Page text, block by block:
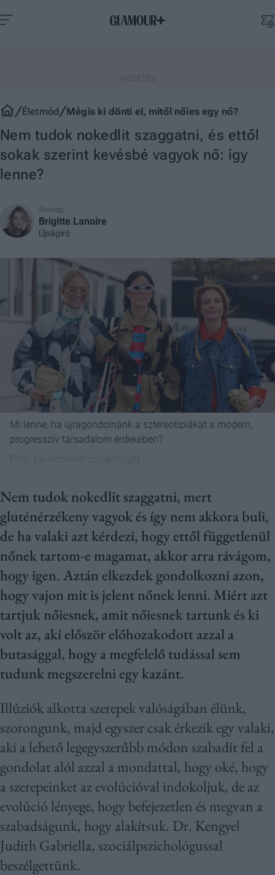
Életmód Mégis ki dönti el, mitől nőies egy nő?
Nem tudok nokedlit szaggatni, és ettől
sokak szerint kevésbé vagyok nő: így
lenne?
Szöveg:
Brigitte Lanoire
Újságíró
Mi lenne, ha újragondolnánk a sztereotípiákat a modern,
progresszív társadalom érdekében?
Nem tudok nokedlit szaggatni, mert
gluténérzékeny vagyok és így nem akkora buli,
de ha valaki azt kérdezi, hogy ettől függetlenül
nőnek tartom-e magamat, akkor arra rávágom,
hogy igen. Aztán elkezdek gondolkozni azon,
hogy vajon mit is jelent nőnek lenni. Miért azt
tartjuk nőiesnek, amit nőiesnek tartunk és ki
volt az, aki először előhozakodott azzal a
butasággal, hogy a megfelelő tudással sem
tudunk megszerelni egy kazánt.
Illúziók alkotta szerepek valóságában élünk,
szorongunk, majd egyszer csak érkezik egy valaki,
aki a lehető legegyszerűbb módon szabadít fel a
gondolat alól azzal a mondattal, hogy oké, hogy
a szerepeinket az evolúcióval indokoljuk, de az
evolúció lényege, hogy befejezetlen és megvan a
szabadságunk, hogy alakítsuk. Dr. Kengyel
Judith Gabriella, szociálpszichológussal
beszélgettünk.